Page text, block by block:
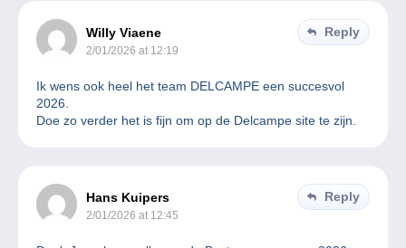
Willy Viaene
2/01/2026 at 12:19
Reply
Ik wens ook heel het team DELCAMPE een succesvol
2026.
Doe zo verder het is fijn om op de Delcampe site te zijn.
Hans Kuipers
2/01/2026 at 12:45
Reply